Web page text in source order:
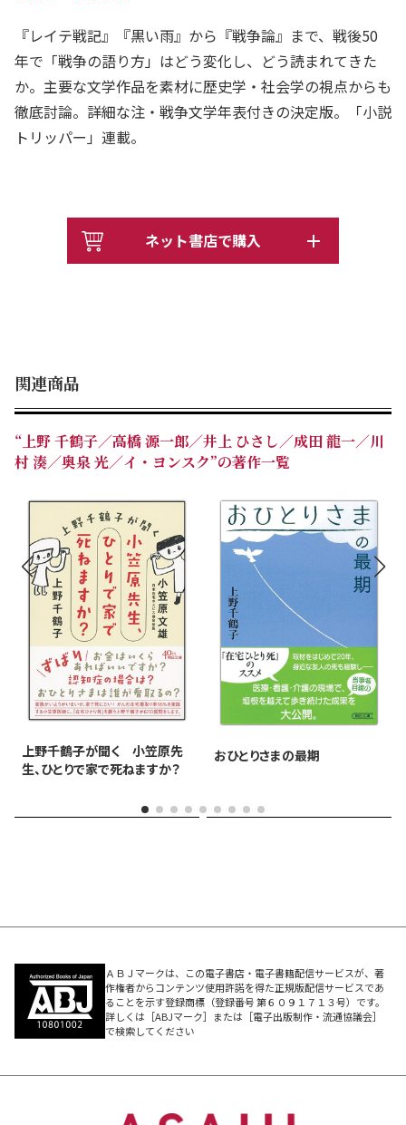
『レイテ戦記』『黒い雨』から『戦争論』まで、戦後50
年で「戦争の語り方」はどう変化し、どう読まれてきた
か。主要な文学作品を素材に歴史学・社会学の視点からも
徹底討論。詳細な注・戦争文学年表付きの決定版。「小説
トリッパー」連載。
ネット書店で購入
関連商品
“上野 千鶴子／高橋 源一郎／井上 ひさし／成田 龍一／川
村 湊／奥泉 光／イ・ヨンスク”の著作一覧
上野千鶴子が聞く 小笠原先
生、ひとりで家で死ねますか？
おひとりさまの最期
ＡＢＪマークは、この電子書店・電子書籍配信サービスが、著
作権者からコンテンツ使用許諾を得た正規版配信サービスであ
ることを示す登録商標（登録番号 第６０９１７１３号）です。
詳しくは［ABJマーク］または［電子出版制作・流通協議会］
で検索してください